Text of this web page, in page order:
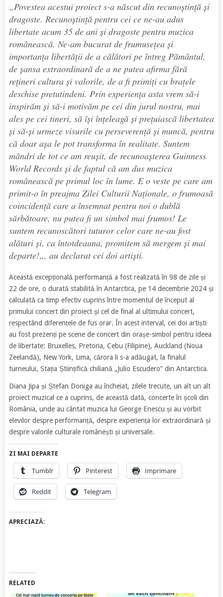
„Povestea acestui proiect s-a născut din recunoștință și
dragoste. Recunoștință pentru cei ce ne-au adus
libertate acum 35 de ani și dragoste pentru muzica
românească. Ne-am bucurat de frumusețea și
importanța libertății de a călători pe întreg Pământul,
de șansa extraordinară de a ne putea afirma fără
rețineri cultura și valorile, de a fi primiți cu brațele
deschise pretutindeni. Prin experiența asta vrem să-i
inspirăm și să-i motivăm pe cei din jurul nostru, mai
ales pe cei tineri, să își înțeleagă și prețuiască libertatea
și să-și urmeze visurile cu perseverență și muncă, pentru
că doar așa le pot transforma în realitate. Suntem
mândri de tot ce am reușit, de recunoașterea Guinness
World Records și de faptul că am dus muzica
românească pe primul loc în lume. E o veste pe care am
primit-o în preajma Zilei Culturii Naționale, o frumoasă
coincidență care a însemnat pentru noi o dublă
sărbătoare, nu putea fi un simbol mai frumos! Le
suntem recunoscători tuturor celor care ne-au fost
alături și, ca întotdeauna, promitem să mergem și mai
departe!„, au declarat cei doi artiști.
Această excepțională performanță a fost realizată în 98 de zile și
22 de ore, o durată stabilită în Antarctica, pe 14 decembrie 2024 și
calculată ca timp efectiv cuprins între momentul de început al
primului concert din proiect și cel de final al ultimului concert,
respectând diferențele de fus orar. În acest interval, cei doi artiști
au fost prezenți pe scene de concert din orașe-simbol pentru ideea
de libertate: Bruxelles, Pretoria, Cebu (Filipine), Auckland (Noua
Zeelandă), New York, Lima, cărora li s-a adăugat, la finalul
turneului, Stația Științifică chiliană „Julio Escudero” din Antarctica.
Diana Jipa și Ștefan Doniga au încheiat, zilele trecute, un alt un alt
proiect muzical ce a cuprins, de această dată, concerte în școli din
România, unde au cântat muzica lui George Enescu și au vorbit
elevilor despre performanță, despre experiența lor extraordinară și
despre valorile culturale românești și universale.
ZI MAI DEPARTE
Tumblr Pinterest Imprimare
Reddit Telegram
APRECIAZĂ:
RELATED